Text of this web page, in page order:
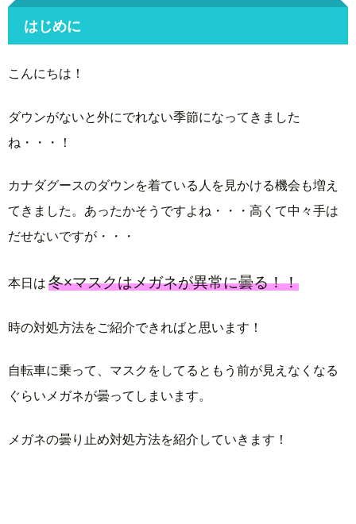
はじめに
こんにちは！
ダウンがないと外にでれない季節になってきました
ね・・・！
カナダグースのダウンを着ている人を見かける機会も増え
てきました。あったかそうですよね・・・高くて中々手は
だせないですが・・・
本日は 冬×マスクはメガネが異常に曇る！！
時の対処方法をご紹介できればと思います！
自転車に乗って、マスクをしてるともう前が見えなくなる
ぐらいメガネが曇ってしまいます。
メガネの曇り止め対処方法を紹介していきます！